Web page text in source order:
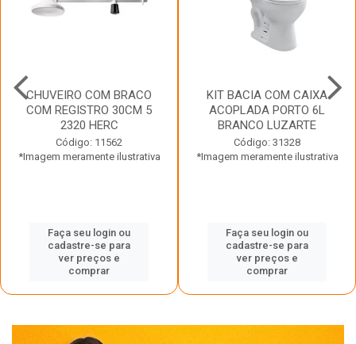
CHUVEIRO COM BRACO
COM REGISTRO 30CM 5
2320 HERC
Código: 11562
*Imagem meramente ilustrativa
Faça seu login ou
cadastre-se para
ver preços e
comprar
KIT BACIA COM CAIXA
ACOPLADA PORTO 6L
BRANCO LUZARTE
Código: 31328
*Imagem meramente ilustrativa
Faça seu login ou
cadastre-se para
ver preços e
comprar